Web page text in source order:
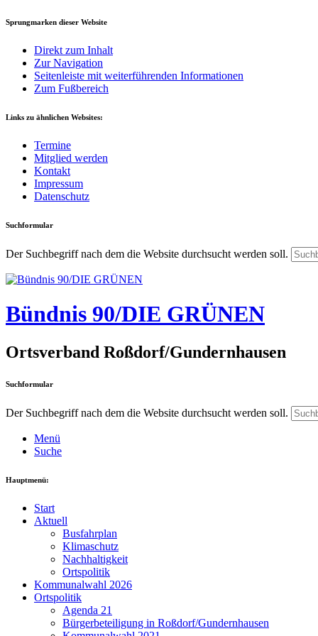
Sprungmarken dieser Website
Direkt zum Inhalt
Zur Navigation
Seitenleiste mit weiterführenden Informationen
Zum Fußbereich
Links zu ähnlichen Websites:
Termine
Mitglied werden
Kontakt
Impressum
Datenschutz
Suchformular
Der Suchbegriff nach dem die Website durchsucht werden soll.
Bündnis 90/DIE GRÜNEN
Ortsverband Roßdorf/Gundernhausen
Suchformular
Der Suchbegriff nach dem die Website durchsucht werden soll.
Menü
Suche
Hauptmenü:
Start
Aktuell
Busfahrplan
Klimaschutz
Nachhaltigkeit
Ortspolitik
Kommunalwahl 2026
Ortspolitik
Agenda 21
Bürgerbeteiligung in Roßdorf/Gundernhausen